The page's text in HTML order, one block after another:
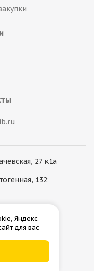
27 к1а
132
Яндекс
для вас